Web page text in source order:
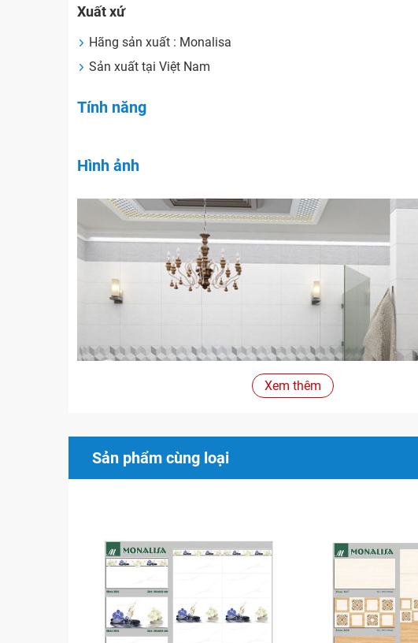
Xuất xứ
Hãng sản xuất : Monalisa
Sản xuất tại Việt Nam
Tính năng
Hình ảnh
Xem thêm
Sản phẩm cùng loại